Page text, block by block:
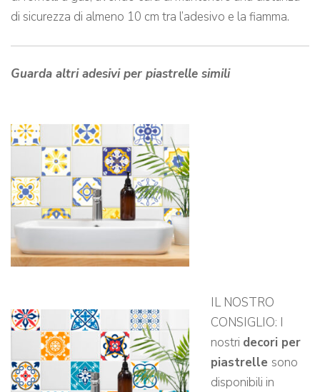
di sicurezza di almeno 10 cm tra l’adesivo e la fiamma.
Guarda altri adesivi per piastrelle simili
IL NOSTRO
CONSIGLIO: I
nostri decori per
piastrelle sono
disponibili in